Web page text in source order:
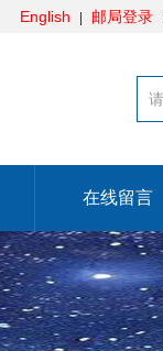
English 邮局登录
在线留言